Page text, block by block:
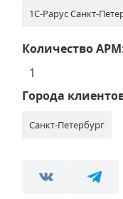
1С-Рарус Санкт-
Количество
1
Города
Санкт-Петербург